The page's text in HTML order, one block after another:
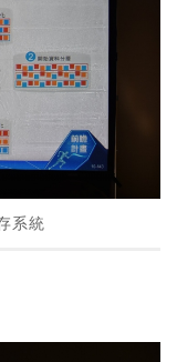
系統